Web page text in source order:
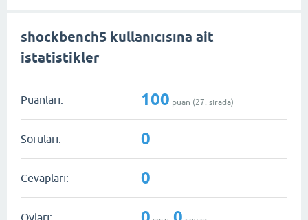
shockbench5 kullanıcısına ait
istatistikler
Puanları: 100 puan (27 . sırada)
Soruları: 0
Cevapları: 0
Oyları: